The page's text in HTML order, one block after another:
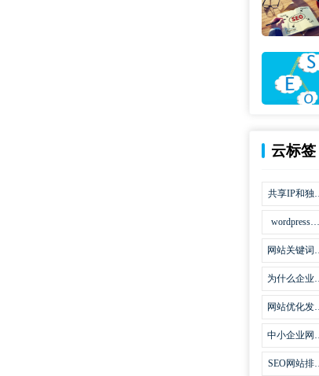
云标签
共享IP和独立
wordpress网
集插件
网站关键词优
么
为什么企业网
网站SEO优
网站优化发挥
中小企业网站
法
SEO网站排名